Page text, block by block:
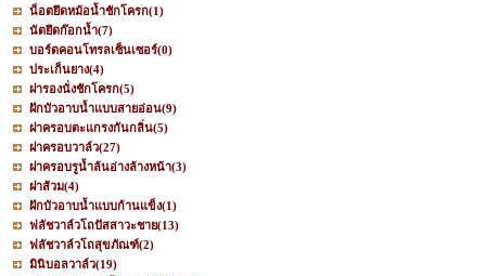
น็อตยึดหม้อน้ำชักโครก(1)
นัตยึดก๊อกน้ำ(7)
บอร์ดคอนโทรลเซ็นเซอร์(0)
ประเก็นยาง(4)
ฝารองนั่งชักโครก(5)
ฝักบัวอาบน้ำแบบสายอ่อน(9)
ฝาครอบตะแกรงกันกลิ่น(5)
ฝาครอบวาล์ว(27)
ฝาครอบรูน้ำล้นอ่างล้างหน้า(3)
ฝาส้วม(4)
ฝักบัวอาบน้ำแบบก้านแข็ง(1)
ฟลัชวาล์วโถปัสสาวะชาย(13)
ฟลัชวาล์วโถสุขภัณฑ์(2)
มินิบอลวาล์ว(19)